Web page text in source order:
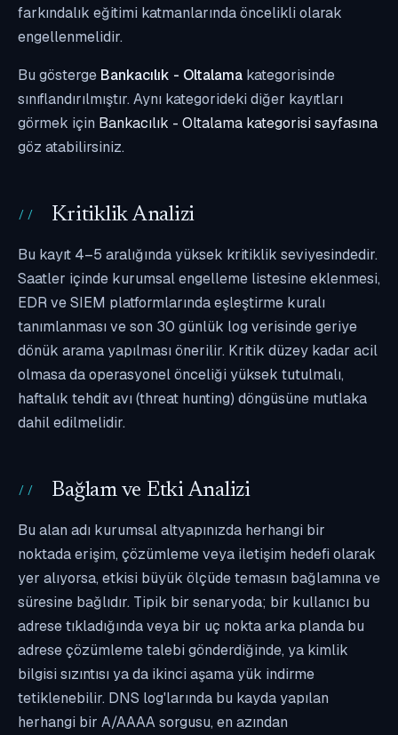
farkındalık eğitimi katmanlarında öncelikli olarak
engellenmelidir.
Bu gösterge Bankacılık - Oltalama kategorisinde
sınıflandırılmıştır. Aynı kategorideki diğer kayıtları
görmek için Bankacılık - Oltalama kategorisi sayfasına
göz atabilirsiniz.
Kritiklik Analizi
Bu kayıt 4–5 aralığında yüksek kritiklik seviyesindedir.
Saatler içinde kurumsal engelleme listesine eklenmesi,
EDR ve SIEM platformlarında eşleştirme kuralı
tanımlanması ve son 30 günlük log verisinde geriye
dönük arama yapılması önerilir. Kritik düzey kadar acil
olmasa da operasyonel önceliği yüksek tutulmalı,
haftalık tehdit avı (threat hunting) döngüsüne mutlaka
dahil edilmelidir.
Bağlam ve Etki Analizi
Bu alan adı kurumsal altyapınızda herhangi bir
noktada erişim, çözümleme veya iletişim hedefi olarak
yer alıyorsa, etkisi büyük ölçüde temasın bağlamına ve
süresine bağlıdır. Tipik bir senaryoda; bir kullanıcı bu
adrese tıkladığında veya bir uç nokta arka planda bu
adrese çözümleme talebi gönderdiğinde, ya kimlik
bilgisi sızıntısı ya da ikinci aşama yük indirme
tetiklenebilir. DNS log'larında bu kayda yapılan
herhangi bir A/AAAA sorgusu, en azından